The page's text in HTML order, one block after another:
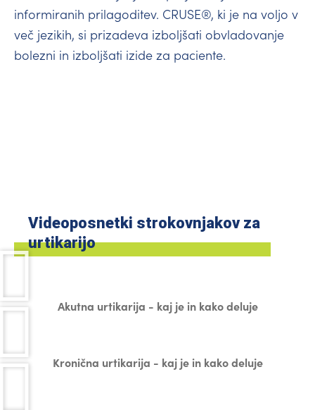
informiranih prilagoditev. CRUSE®, ki je na voljo v
več jezikih, si prizadeva izboljšati obvladovanje
bolezni in izboljšati izide za paciente.
Videoposnetki strokovnjakov za
urtikarijo
Akutna urtikarija - kaj je in kako deluje
Kronična urtikarija - kaj je in kako deluje